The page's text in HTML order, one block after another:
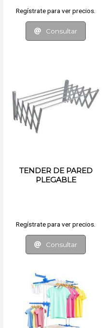
Regístrate para ver precios.
Consultar
TENDER DE PARED
PLEGABLE
Regístrate para ver precios.
Consultar